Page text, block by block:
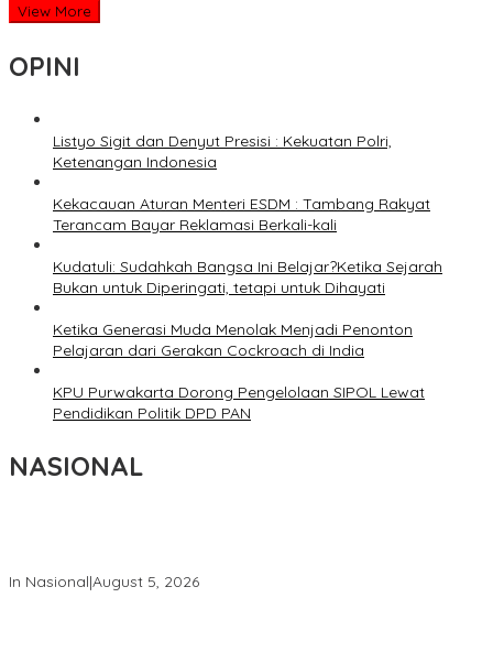
View More
OPINI
Listyo Sigit dan Denyut Presisi : Kekuatan Polri,
Ketenangan Indonesia
Kekacauan Aturan Menteri ESDM : Tambang Rakyat
Terancam Bayar Reklamasi Berkali-kali
Kudatuli: Sudahkah Bangsa Ini Belajar?Ketika Sejarah
Bukan untuk Diperingati, tetapi untuk Dihayati
Ketika Generasi Muda Menolak Menjadi Penonton
Pelajaran dari Gerakan Cockroach di India
KPU Purwakarta Dorong Pengelolaan SIPOL Lewat
Pendidikan Politik DPD PAN
NASIONAL
In Nasional|August 5, 2026